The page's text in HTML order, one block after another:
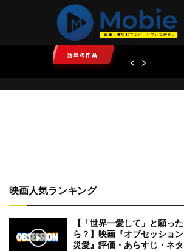
話題の作品
映画人気ランキング
【「世界一愛して」と願った
ら？】映画『オブセッション
災愛』評価・あらすじ・ネタ